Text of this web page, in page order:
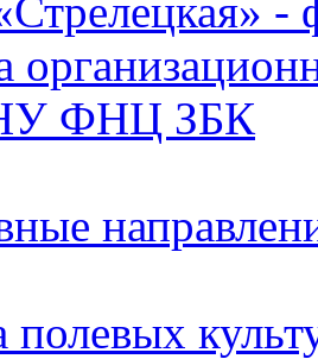
ФНЦ ЗБК
полевых